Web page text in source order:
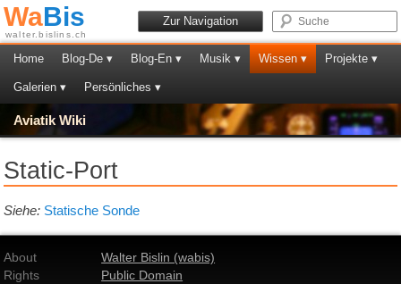
WaBis
walter.bislins.ch
Zur Navigation
Home Blog-De ▾ Blog-En ▾ Musik ▾ Wissen ▾ Projekte ▾
Galerien ▾ Persönliches ▾
Aviatik Wiki
Static-Port
Siehe: Statische Sonde
About
Walter Bislin (wabis)
Rights
Public Domain